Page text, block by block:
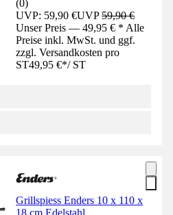
(0)
UVP: 59,90 €UVP59,90 €
Unser Preis — 49,95 € * Alle
Preise inkl. MwSt. und ggf.
zzgl. Versandkosten pro
ST49,95 €*/ ST
Grillspiess Enders 10 x 110 x
18 cm Edelstahl